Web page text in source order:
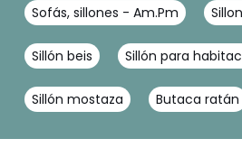
Sofás, sillones - Am.Pm
Sillón beis Sillón para
Sillón mostaza Butaca ratán